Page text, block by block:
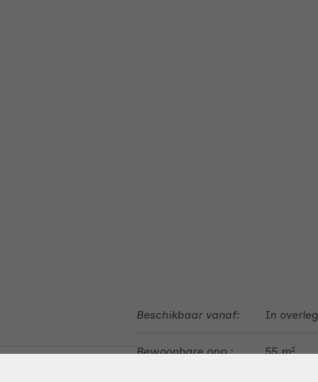
Beschikbaar vanaf: In overleg
Bewoonbare opp.: 55 m²